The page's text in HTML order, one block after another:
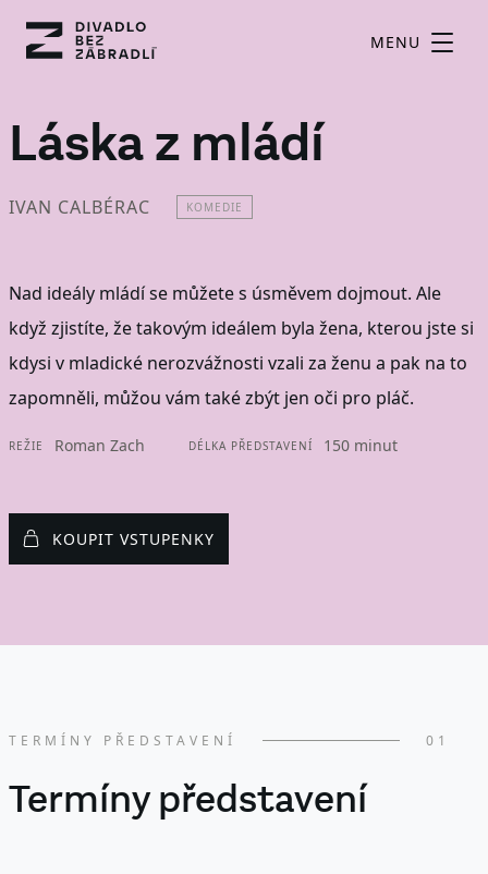
MENU
Láska z mládí
IVAN CALBÉRAC KOMEDIE
Nad ideály mládí se můžete s úsměvem dojmout. Ale
když zjistíte, že takovým ideálem byla žena, kterou jste si
kdysi v mladické nerozvážnosti vzali za ženu a pak na to
zapomněli, můžou vám také zbýt jen oči pro pláč.
REŽIE Roman Zach DÉLKA PŘEDSTAVENÍ 150 minut
KOUPIT VSTUPENKY
Termíny představení
TERMÍNY PŘEDSTAVENÍ 01